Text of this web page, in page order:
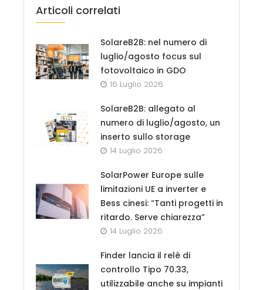
Articoli correlati
SolareB2B: nel numero di
luglio/agosto focus sul
fotovoltaico in GDO
16 Luglio 2026
SolareB2B: allegato al
numero di luglio/agosto, un
inserto sullo storage
14 Luglio 2026
SolarPower Europe sulle
limitazioni UE a inverter e
Bess cinesi: “Tanti progetti in
ritardo. Serve chiarezza”
14 Luglio 2026
Finder lancia il relè di
controllo Tipo 70.33,
utilizzabile anche su impianti